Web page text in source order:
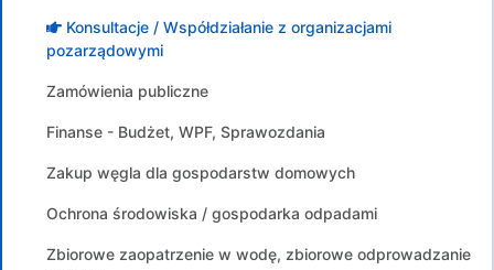
Konsultacje / Współdziałanie z organizacjami
pozarządowymi
Zamówienia publiczne
Finanse - Budżet, WPF, Sprawozdania
Zakup węgla dla gospodarstw domowych
Ochrona środowiska / gospodarka odpadami
Zbiorowe zaopatrzenie w wodę, zbiorowe odprowadzanie